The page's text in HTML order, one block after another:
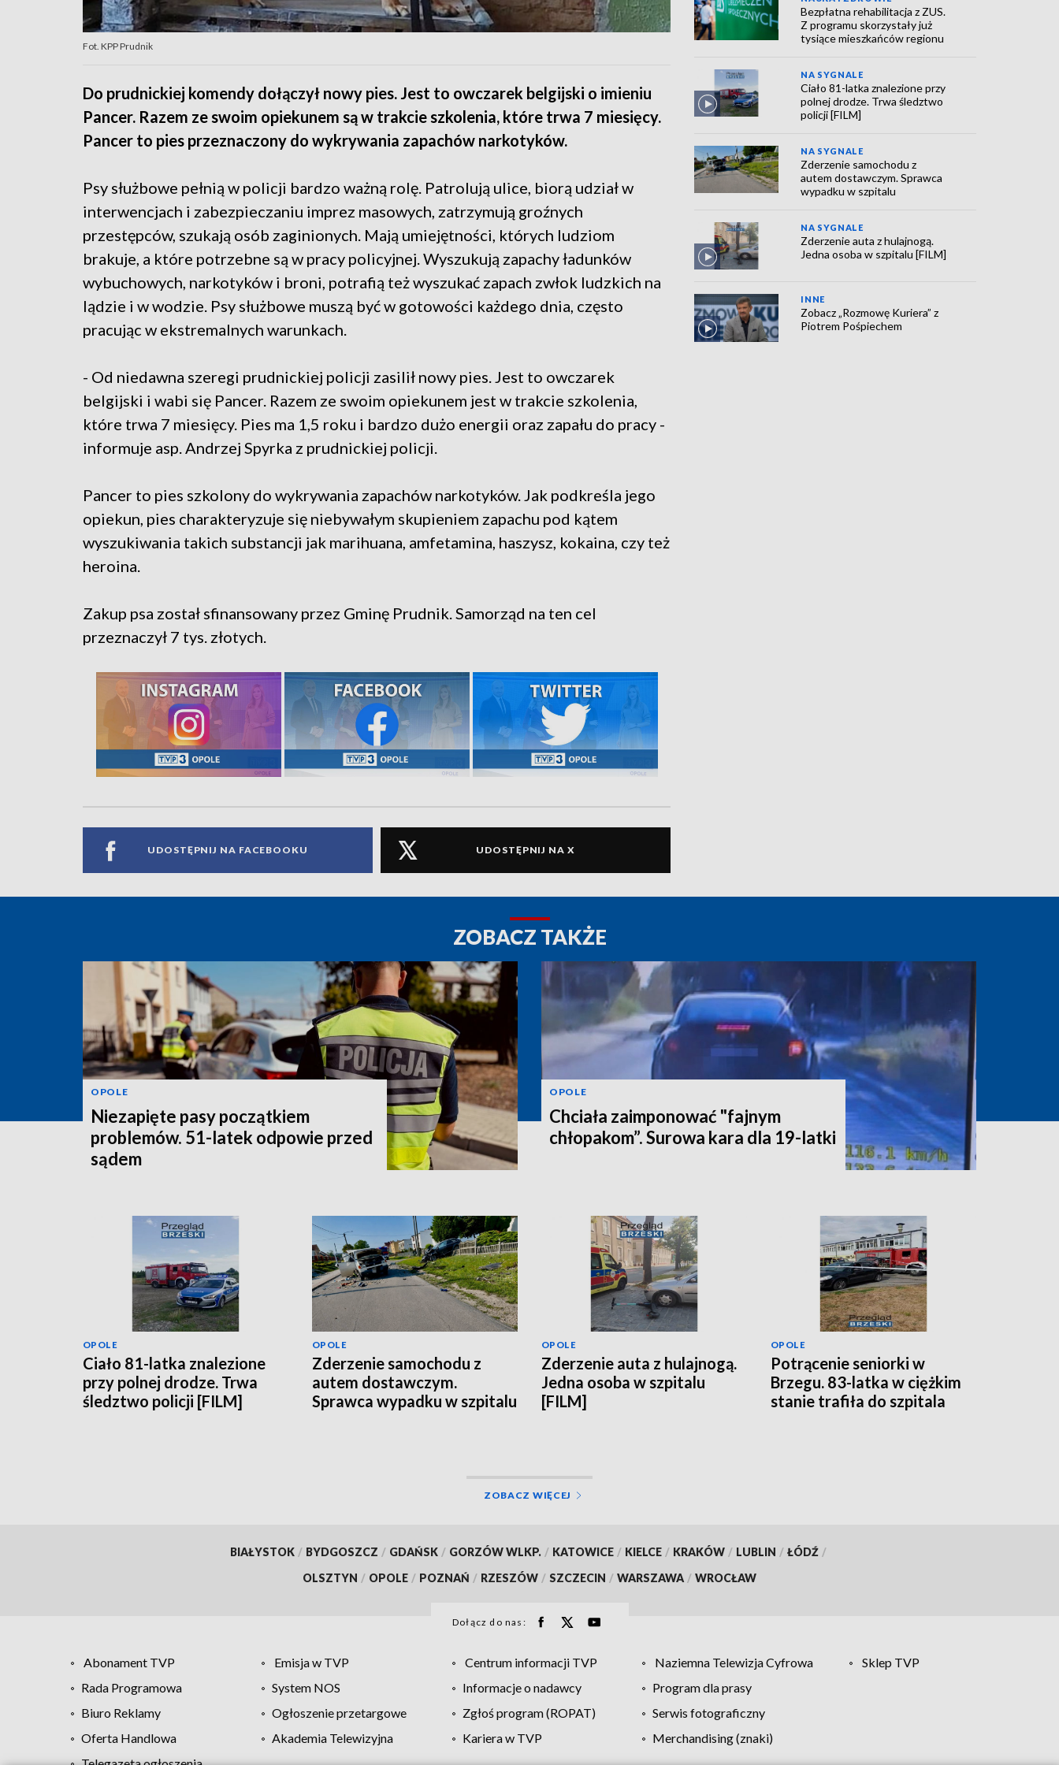
Fot. KPP Prudnik
Do prudnickiej komendy dołączył nowy pies. Jest to owczarek belgijski o imieniu
Pancer. Razem ze swoim opiekunem są w trakcie szkolenia, które trwa 7 miesięcy.
Pancer to pies przeznaczony do wykrywania zapachów narkotyków.
Psy służbowe pełnią w policji bardzo ważną rolę. Patrolują ulice, biorą udział w
interwencjach i zabezpieczaniu imprez masowych, zatrzymują groźnych
przestępców, szukają osób zaginionych. Mają umiejętności, których ludziom
brakuje, a które potrzebne są w pracy policyjnej. Wyszukują zapachy ładunków
wybuchowych, narkotyków i broni, potrafią też wyszukać zapach zwłok ludzkich na
lądzie i w wodzie. Psy służbowe muszą być w gotowości każdego dnia, często
pracując w ekstremalnych warunkach.
- Od niedawna szeregi prudnickiej policji zasilił nowy pies. Jest to owczarek
belgijski i wabi się Pancer. Razem ze swoim opiekunem jest w trakcie szkolenia,
które trwa 7 miesięcy. Pies ma 1,5 roku i bardzo dużo energii oraz zapału do pracy -
informuje asp. Andrzej Spyrka z prudnickiej policji.
Pancer to pies szkolony do wykrywania zapachów narkotyków. Jak podkreśla jego
opiekun, pies charakteryzuje się niebywałym skupieniem zapachu pod kątem
wyszukiwania takich substancji jak marihuana, amfetamina, haszysz, kokaina, czy też
heroina.
Zakup psa został sfinansowany przez Gminę Prudnik. Samorząd na ten cel
przeznaczył 7 tys. złotych.
UDOSTĘPNIJ NA FACEBOOKU UDOSTĘPNIJ NA X
Bezpłatna rehabilitacja z ZUS.
Z programu skorzystały już
tysiące mieszkańców regionu
NA SYGNALE
Ciało 81-latka znalezione przy
polnej drodze. Trwa śledztwo
policji [FILM]
NA SYGNALE
Zderzenie samochodu z
autem dostawczym. Sprawca
wypadku w szpitalu
NA SYGNALE
Zderzenie auta z hulajnogą.
Jedna osoba w szpitalu [FILM]
INNE
Zobacz „Rozmowę Kuriera” z
Piotrem Pośpiechem
ZOBACZ TAKŻE
OPOLE
Niezapięte pasy początkiem
problemów. 51-latek odpowie przed
sądem
OPOLE
Chciała zaimponować "fajnym
chłopakom”. Surowa kara dla 19-latki
OPOLE
Ciało 81-latka znalezione
przy polnej drodze. Trwa
śledztwo policji [FILM]
OPOLE
Zderzenie samochodu z
autem dostawczym.
Sprawca wypadku w szpitalu
OPOLE
Zderzenie auta z hulajnogą.
Jedna osoba w szpitalu
[FILM]
OPOLE
Potrącenie seniorki w
Brzegu. 83-latka w ciężkim
stanie trafiła do szpitala
ZOBACZ WIĘCEJ
BIAŁYSTOK / BYDGOSZCZ / GDAŃSK / GORZÓW WLKP. / KATOWICE / KIELCE / KRAKÓW / LUBLIN / ŁÓDŹ /
OLSZTYN / OPOLE / POZNAŃ / RZESZÓW / SZCZECIN / WARSZAWA / WROCŁAW
Dołącz do nas:
Abonament TVP Emisja w TVP Centrum informacji TVP Naziemna Telewizja Cyfrowa
Sklep TVP
Rada Programowa
System NOS Informacje o nadawcy
Program dla prasy
Biuro Reklamy
Ogłoszenie przetargowe Zgłoś program (ROPAT)
Serwis fotograficzny
Oferta Handlowa
Akademia Telewizyjna Kariera w TVP
Merchandising (znaki)